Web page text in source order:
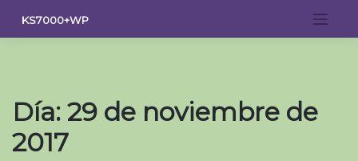
contenido
KS7000+WP
Día: 29 de noviembre de
2017